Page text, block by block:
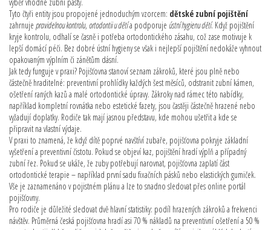
Tyto čtyři entity jsou propojené jednoduchým vzorcem: dětské zubní pojištění
zahrnuje pravidelnou kontrolu, ortodontii u dětía podporuje ústní hygienu dětí. Když pojištění
kryje kontrolu, odhalí se časně i potřeba ortodontického zásahu, což zase motivuje k
lepší domácí péči. Bez dobré ústní hygieny se však i nejlepší pojištění nedokáže vyhnout
opakovaným výplním či zánětům dásní.
Jak tedy funguje v praxi? Pojišťovna stanoví seznam zákroků, které jsou plně nebo
částečně hraditelné: preventivní prohlídky každých šest měsíců, odstranit zubní kámen,
ošetření raných kazů a malé ortodontické úpravy. Zákroky nad rámec této nabídky,
například kompletní rovnátka nebo estetické fazety, jsou častěji částečně hrazené nebo
vyžadují doplatky. Rodiče tak mají jasnou představu, kde mohou ušetřit a kde se
připravit na vlastní výdaje.
V praxi to znamená, že když dítě poprvé navštíví zubaře, pojišťovna pokryje základní
vyšetření a preventivní čistotu. Pokud se objeví kaz, pojištění hradí výplň a případný
zubní řez. Pokud se ukáže, že zuby potřebují narovnat, pojišťovna zaplatí část
ortodontické terapie – například první sadu fixačních pásků nebo elastických gumiček.
Vše je zaznamenáno v pojistném plánu a lze to snadno sledovat přes online portál
pojišťovny.
Pro rodiče je důležité sledovat dvě hlavní statistiky: podíl hrazených zákroků a frekvenci
návštěv. Průměrná česká pojišťovna hradí asi 70 % nákladů na preventivní ošetření a 50 %